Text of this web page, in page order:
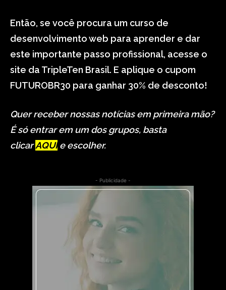
Então, se você procura um curso de
desenvolvimento web para aprender e dar
este importante passo profissional, acesse o
site da TripleTen Brasil. E aplique o cupom
FUTUROBR30 para ganhar 30% de desconto!
Quer receber nossas notícias em primeira mão?
É só entrar em um dos grupos, basta
clicarAQUI e escolher.
- Publicidade -